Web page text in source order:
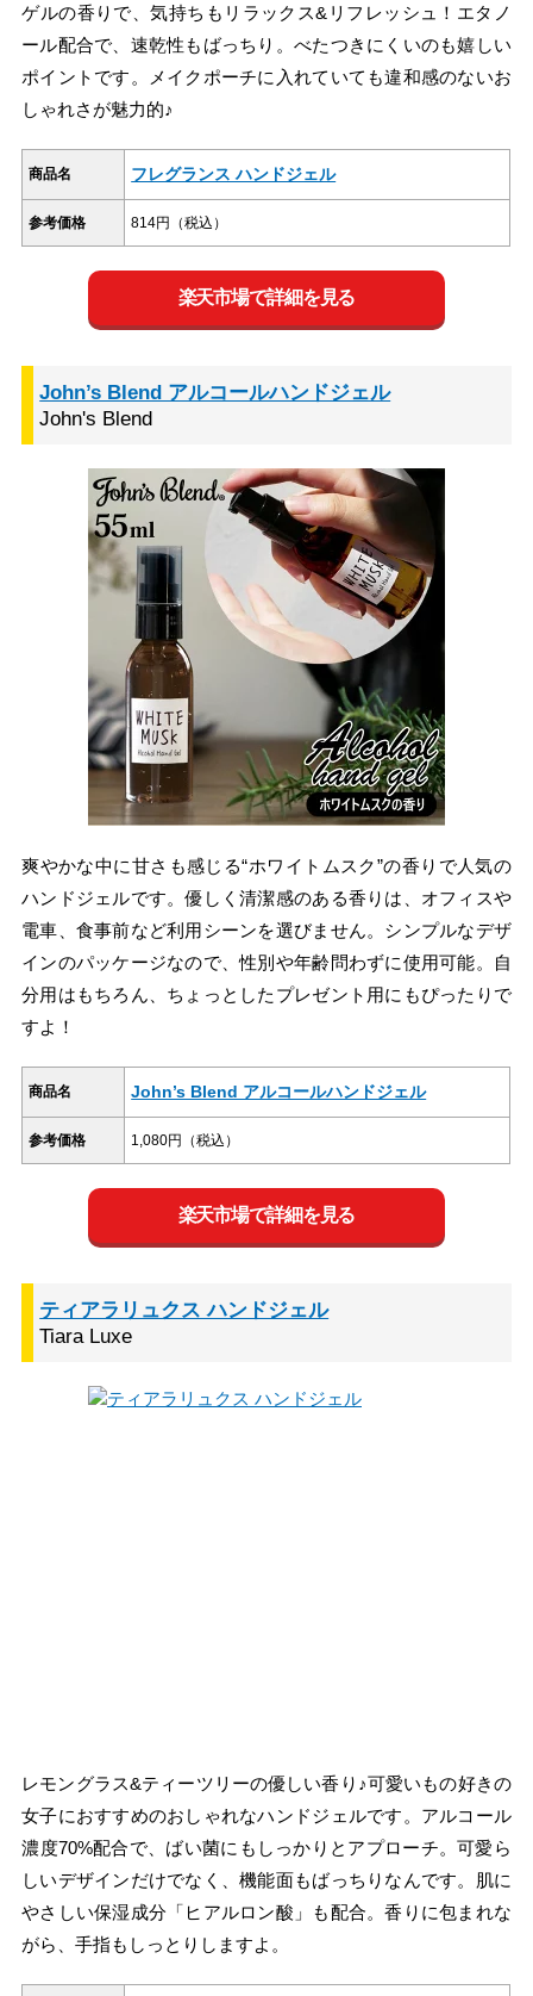
ゲルの香りで、気持ちもリラックス&リフレッシュ！エタノ
ール配合で、速乾性もばっちり。べたつきにくいのも嬉しい
ポイントです。メイクポーチに入れていても違和感のないお
しゃれさが魅力的♪
商品名 フレグランス ハンドジェル
参考価格 814円（税込）
楽天市場で詳細を見る
John’s Blend アルコールハンドジェル
John's Blend
爽やかな中に甘さも感じる“ホワイトムスク”の香りで人気の
ハンドジェルです。優しく清潔感のある香りは、オフィスや
電車、食事前など利用シーンを選びません。シンプルなデザ
インのパッケージなので、性別や年齢問わずに使用可能。自
分用はもちろん、ちょっとしたプレゼント用にもぴったりで
すよ！
商品名 John’s Blend アルコールハンドジェル
参考価格 1,080円（税込）
楽天市場で詳細を見る
ティアラリュクス ハンドジェル
Tiara Luxe
レモングラス&ティーツリーの優しい香り♪可愛いもの好きの
女子におすすめのおしゃれなハンドジェルです。アルコール
濃度70%配合で、ばい菌にもしっかりとアプローチ。可愛ら
しいデザインだけでなく、機能面もばっちりなんです。肌に
やさしい保湿成分「ヒアルロン酸」も配合。香りに包まれな
がら、手指もしっとりしますよ。